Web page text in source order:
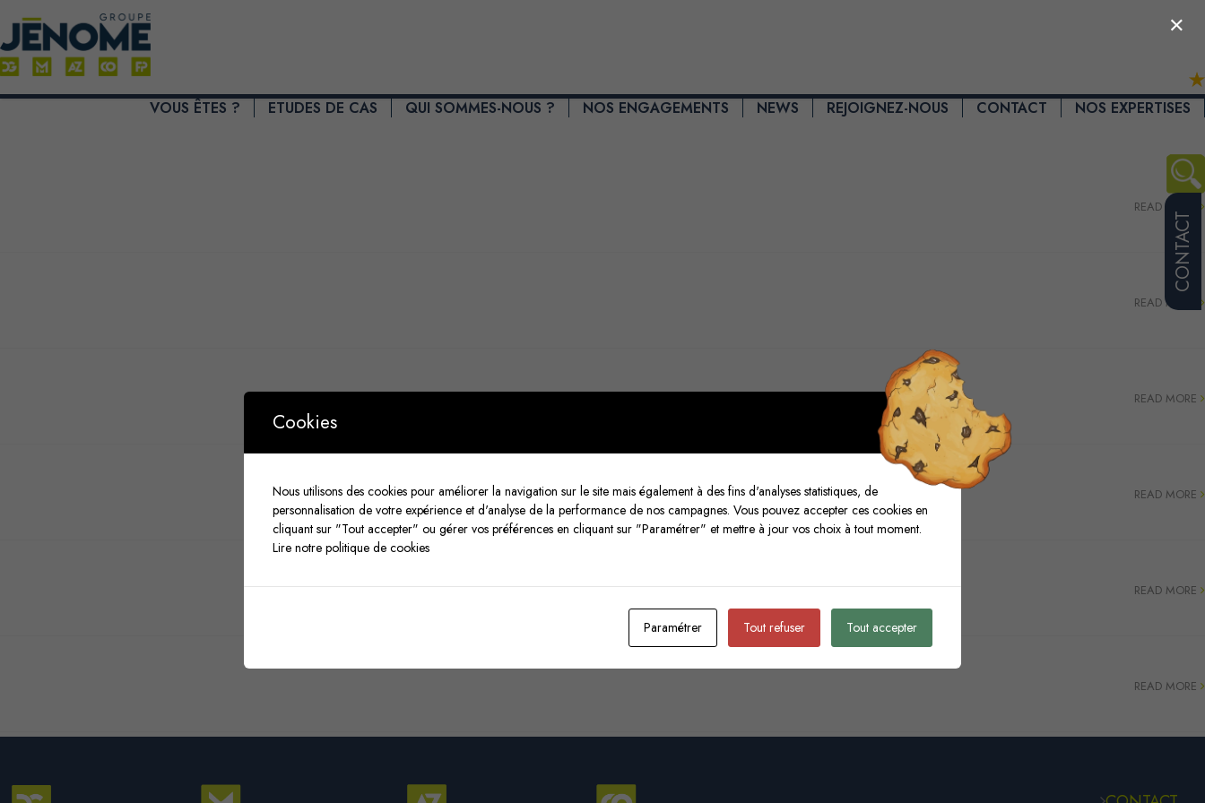
CONTACT
VOUS ÊTES ? ETUDES DE CAS QUI SOMMES-NOUS ? NOS ENGAGEMENTS​ NEWS REJOIGNEZ-NOUS CONTACT NOS EXPERTISES
READ MORE
READ MORE
READ MORE
READ MORE
READ MORE
READ MORE
×
Cookies
Nous utilisons des cookies pour améliorer la navigation sur le site mais également à des fins d'analyses statistiques, de
personnalisation de votre expérience et d'analyse de la performance de nos campagnes. Vous pouvez accepter ces cookies en
cliquant sur "Tout accepter" ou gérer vos préférences en cliquant sur "Paramétrer" et mettre à jour vos choix à tout moment.
Lire notre politique de cookies
Paramétrer Tout refuser Tout accepter